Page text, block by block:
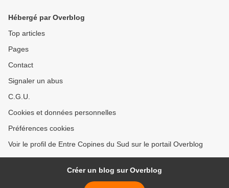
Hébergé par Overblog
Top articles
Pages
Contact
Signaler un abus
C.G.U.
Cookies et données personnelles
Préférences cookies
Voir le profil de Entre Copines du Sud sur le portail Overblog
Créer un blog sur Overblog